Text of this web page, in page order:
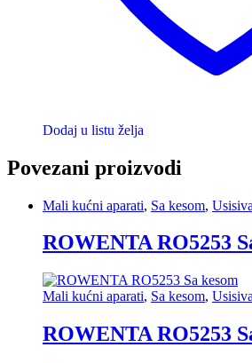
Dodaj u listu želja
Povezani proizvodi
Mali kućni aparati, Sa kesom,
ROWENTA RO5253
Mali kućni aparati, Sa kesom,
ROWENTA RO5253